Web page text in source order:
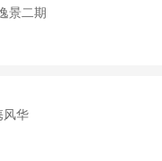
景二期
风华